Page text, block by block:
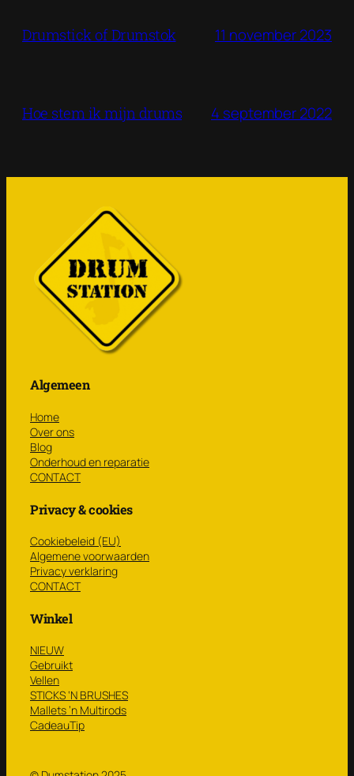
Drumstick of Drumstok 11 november 2023
Hoe stem ik mijn drums 4 september 2022
Algemeen
Home
Over ons
Blog
Onderhoud en reparatie
CONTACT
Privacy & cookies
Cookiebeleid (EU)
Algemene voorwaarden
Privacy verklaring
CONTACT
Winkel
NIEUW
Gebruikt
Vellen
STICKS ‘N BRUSHES
Mallets ’n Multirods
CadeauTip